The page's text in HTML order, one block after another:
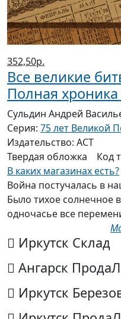
352,50р.
Все великие
Полная хроника
Сульдин Андрей
Серия: 75 лет Великой
Издательство: АСТ
Твердая обложка Код
В каких магазинах есть?
Война постучалась в
Было тихое солнечное
одночасье все
Иркутск Склад
Ангарск
Иркутск